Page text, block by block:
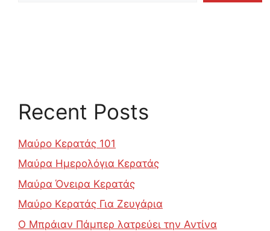
Recent Posts
Μαύρο Κερατάς 101
Μαύρα Ημερολόγια Κερατάς
Μαύρα Όνειρα Κερατάς
Μαύρο Κερατάς Για Ζευγάρια
Ο Μπράιαν Πάμπερ λατρεύει την Αντίνα